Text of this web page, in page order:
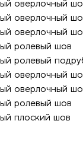
оверлочный
оверлочный
оверлочный
ролевый шов
ролевый
оверлочный
оверлочный
ролевый шов
плоский шов